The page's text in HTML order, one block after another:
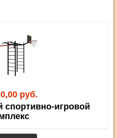
руб.
спортивно-игровой